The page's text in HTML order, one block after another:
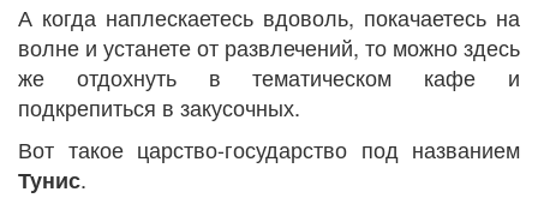
А когда наплескаетесь вдоволь, покачаетесь на
волне и устанете от развлечений, то можно здесь
же отдохнуть в тематическом кафе и
подкрепиться в закусочных.
Вот такое царство-государство под названием
Тунис.